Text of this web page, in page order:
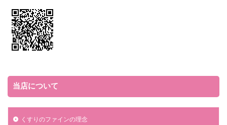
当店について
くすりのファインの理念